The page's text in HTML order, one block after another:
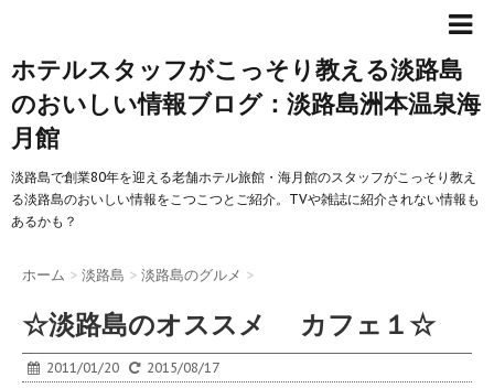
ホテルスタッフがこっそり教える淡路島
のおいしい情報ブログ：淡路島洲本温泉海
月館
淡路島で創業80年を迎える老舗ホテル旅館・海月館のスタッフがこっそり教え
る淡路島のおいしい情報をこつこつとご紹介。TVや雑誌に紹介されない情報も
あるかも？
ホーム > 淡路島 > 淡路島のグルメ >
☆淡路島のオススメ カフェ１☆
2011/01/20 2015/08/17